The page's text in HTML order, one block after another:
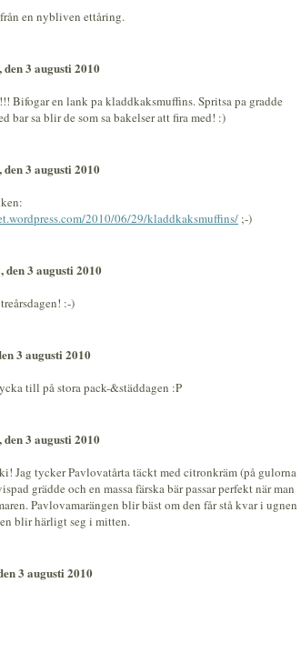
en nybliven ettåring.
3 augusti 2010
Bifogar en lank pa kladdkaksmuffins. Spritsa pa gradde
bar sa blir de som sa bakelser att fira med! :)
3 augusti 2010
2010/06/29/kladdkaksmuffins/ ;-)
3 augusti 2010
:-)
3 augusti 2010
till på stora pack-&städdagen :P
3 augusti 2010
Jag tycker Pavlovatårta täckt med citronkräm (på gulorna
grädde och en massa färska bär passar perfekt när man
Pavlovamarängen blir bäst om den får stå kvar i ugnen
blir härligt seg i mitten.
3 augusti 2010